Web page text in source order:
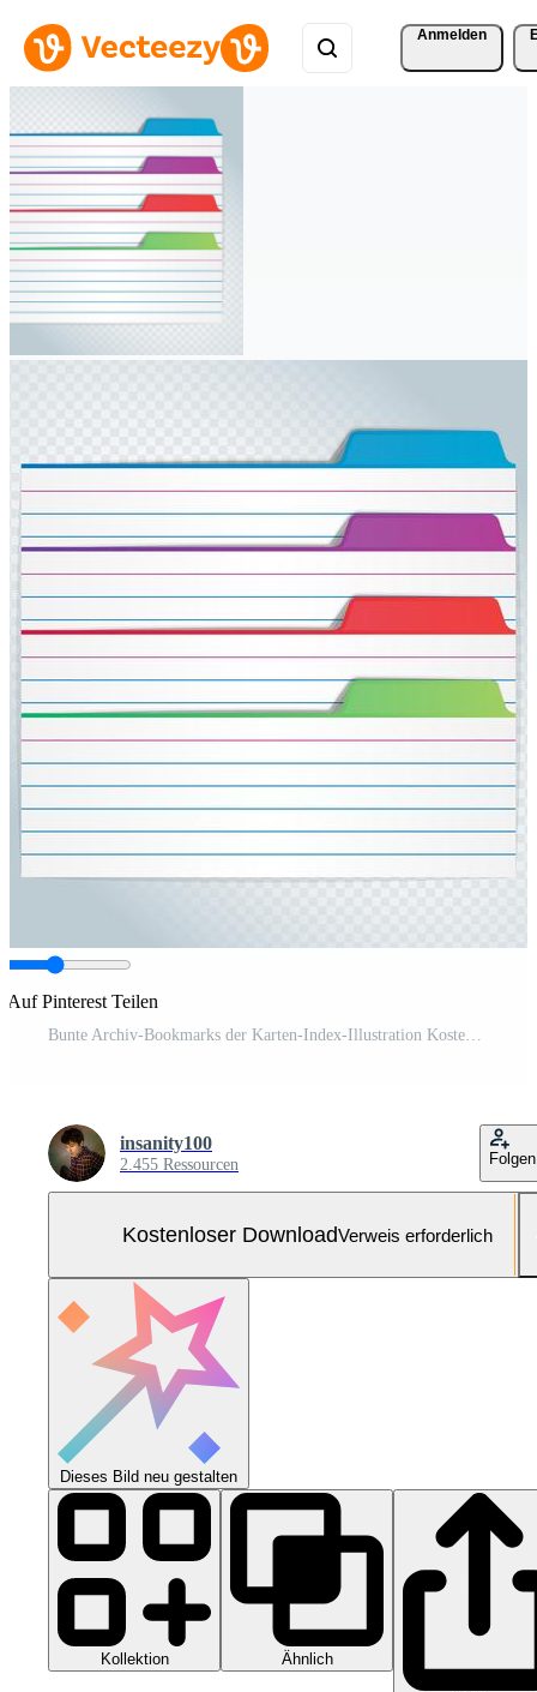
Anmelden
Auf Pinterest Teilen
Bunte Archiv-Bookmarks der Karten-Index-Illustration Kostenloser Vektor und Kostenloses SVG
insanity100
2.455 Ressourcen Folgen
Kostenloser DownloadVerweis erforderlich
Dieses Bild neu gestalten
Kollektion Ähnlich